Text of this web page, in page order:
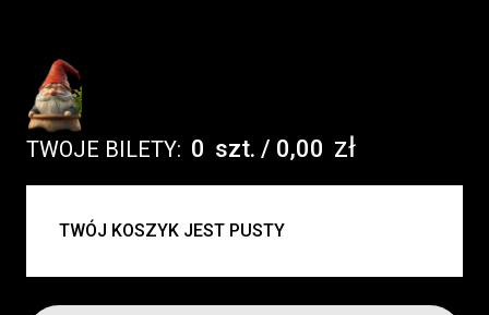
TWOJE BILETY: 0 szt. / 0,00 zł
UWAGA:
TWÓJ KOSZYK JEST PUSTY